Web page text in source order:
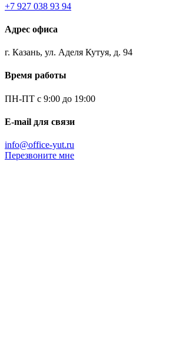
+7 927 038 93 94
Адрес офиса
г. Казань, ул. Аделя Кутуя, д. 94
Время работы
ПН-ПТ с 9:00 до 19:00
E-mail для связи
info@office-yut.ru
Перезвоните мне